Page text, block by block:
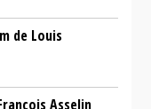
de Louis
Asselin